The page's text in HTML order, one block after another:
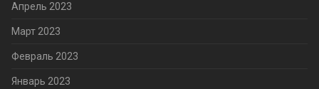
Апрель 2023
Март 2023
Февраль 2023
Январь 2023